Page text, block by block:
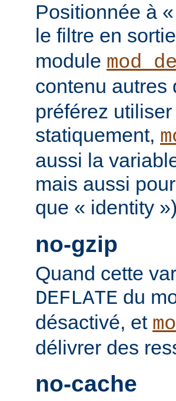
Positionnée à
le filtre en sortie
module
contenu autres
préférez
statiquement,
aussi la
mais aussi
que « identity
no-gzip
Quand cette
DEFLATE du
désactivé, et
délivrer des
no-cache